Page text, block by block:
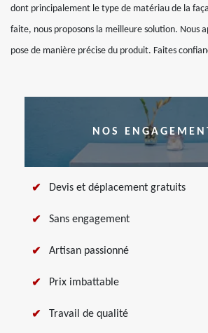
dont principalement le type de matériau de la
faite, nous proposons la meilleure solution. Nous
pose de manière précise du produit. Faites
NOS
Devis et déplacement gratuits
Sans engagement
Artisan passionné
Prix imbattable
Travail de qualité